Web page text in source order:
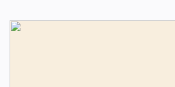
มูลฝอยอ่อนนุช เป็นประธานในพิธีส่งมอบโ
ที่เรียนรู้ ศูนย์พัฒนาเด็กเล็ก ก่อนวัยเรียน ชุ